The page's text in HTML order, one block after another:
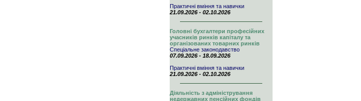
Практичні вміння та навички
21.09.2026 - 02.10.2026
Головні бухгалтери професійних
учасників ринків капіталу та
організованих товарних ринків
Спеціальне законодавство
07.09.2026 - 18.09.2026
Практичні вміння та навички
21.09.2026 - 02.10.2026
Діяльність з адміністрування
недержавних пенсійних фондів